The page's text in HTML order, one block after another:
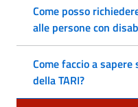
Come posso
alle persone con
Come faccio a
della TARI?